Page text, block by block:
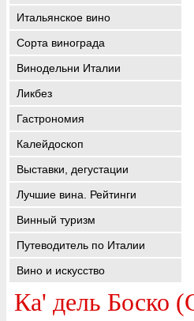
Итальянское вино
Сорта винограда
Винодельни Италии
Ликбез
Гастрономия
Калейдоскоп
Выставки, дегустации
Лучшие вина. Рейтинги
Винный туризм
Путеводитель по Италии
Вино и искусство
Ка' дель Боско